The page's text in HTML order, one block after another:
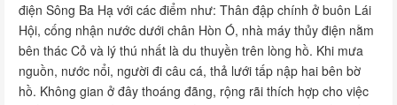
điện Sông Ba Hạ với các điểm như: Thân đập chính ở buôn Lái
Hội, cống nhận nước dưới chân Hòn Ó, nhà máy thủy điện nằm
bên thác Cỏ và lý thú nhất là du thuyền trên lòng hồ. Khi mưa
nguồn, nước nổi, người đi câu cá, thả lưới tấp nập hai bên bờ
hồ. Không gian ở đây thoáng đãng, rộng rãi thích hợp cho việc